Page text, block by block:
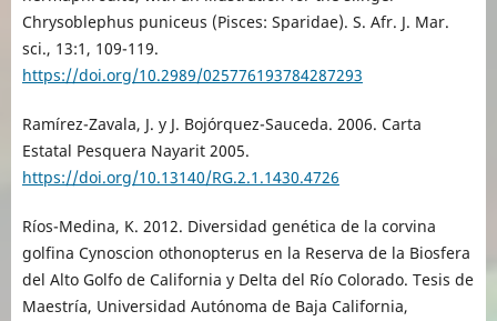
Chrysoblephus puniceus (Pisces: Sparidae). S. Afr. J. Mar.
sci., 13:1, 109-119.
https://doi.org/10.2989/025776193784287293
Ramírez-Zavala, J. y J. Bojórquez-Sauceda. 2006. Carta
Estatal Pesquera Nayarit 2005.
https://doi.org/10.13140/RG.2.1.1430.4726
Ríos-Medina, K. 2012. Diversidad genética de la corvina
golfina Cynoscion othonopterus en la Reserva de la Biosfera
del Alto Golfo de California y Delta del Río Colorado. Tesis de
Maestría, Universidad Autónoma de Baja California,